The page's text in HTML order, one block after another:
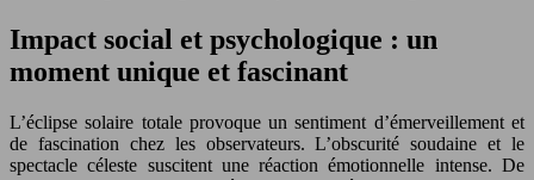
Impact social et psychologique : un
moment unique et fascinant
L’éclipse solaire totale provoque un sentiment d’émerveillement et
de fascination chez les observateurs. L’obscurité soudaine et le
spectacle céleste suscitent une réaction émotionnelle intense. De